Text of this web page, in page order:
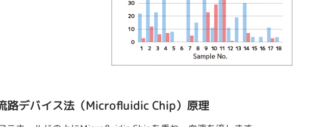
路デバイス法（Microfluidic Chip）原理